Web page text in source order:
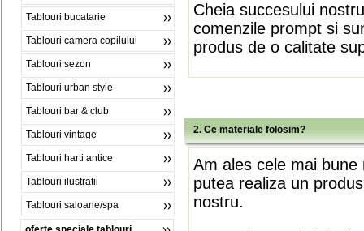
Tablouri bucatarie
Tablouri camera copilului
Tablouri sezon
Tablouri urban style
Tablouri bar & club
Tablouri vintage
Tablouri harti antice
Tablouri ilustratii
Tablouri saloane/spa
Cheia succesului
comenzile prompt si
produs de o calitate
2. Ce materiale folosim?
Am ales cele mai
putea realiza un
nostru.